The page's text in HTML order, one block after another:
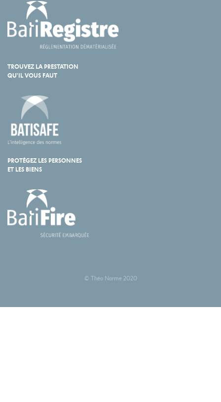
TROUVEZ LA PRESTATION
QU'IL VOUS FAUT
PROTÉGEZ LES PERSONNES
ET LES BIENS
© Théo Norme 2020